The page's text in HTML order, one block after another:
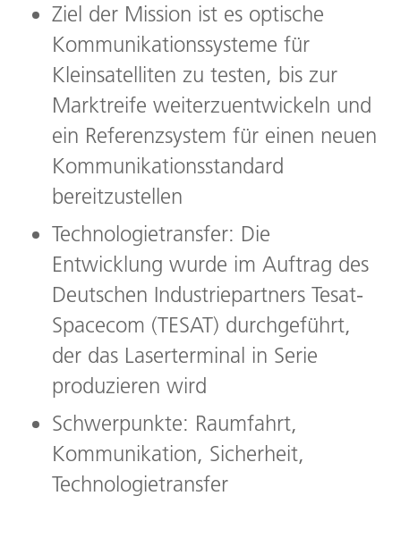
Ziel der Mission ist es optische
Kommunikationssysteme für
Kleinsatelliten zu testen, bis zur
Marktreife weiterzuentwickeln und
ein Referenzsystem für einen neuen
Kommunikationsstandard
bereitzustellen
Technologietransfer: Die
Entwicklung wurde im Auftrag des
Deutschen Industriepartners Tesat-
Spacecom (TESAT) durchgeführt,
der das Laserterminal in Serie
produzieren wird
Schwerpunkte: Raumfahrt,
Kommunikation, Sicherheit,
Technologietransfer